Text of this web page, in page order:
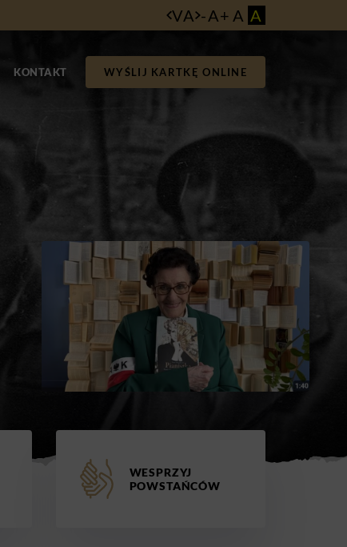
VA -A+ A A
KONTAKT WYŚLIJ KARTKĘ ONLINE
WESPRZYJ
POWSTAŃCÓW